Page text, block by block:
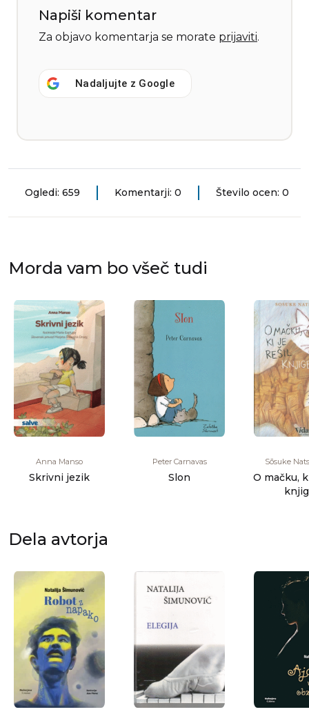
Napiši komentar
Za objavo komentarja se morate prijaviti.
Nadaljujte z Google
Ogledi: 659 Komentarji: 0 Število ocen: 0
Morda vam bo všeč tudi
Anna Manso
Skrivni jezik
Peter Carnavas
Slon
Sōsuke
O mačku,
Dela avtorja